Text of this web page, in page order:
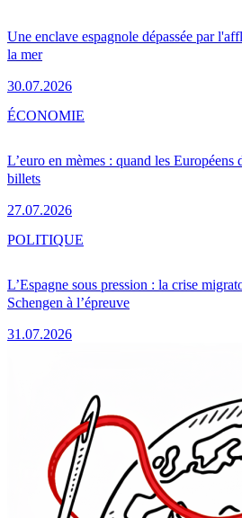
Une enclave espagnole dépassée par
la mer
30.07.2026
L’euro en mèmes : quand les Européens
billets
27.07.2026
ÉCONOMIE
L’Espagne sous pression : la crise
Schengen à l’épreuve
31.07.2026
POLITIQUE